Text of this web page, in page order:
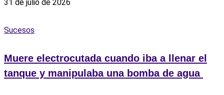
31 de julio de 2026
Sucesos
Muere electrocutada cuando iba a llenar el
tanque y manipulaba una bomba de agua ‎